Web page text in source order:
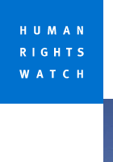
cookie
privacy
main
content